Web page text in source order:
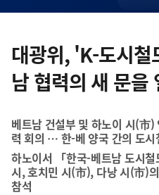
텐
츠
영
대광위, 'K-도시
남 협력의 새 문을
베트남 건설부 및 하노이 시(市
력 회의 … 한-베 양국 간의 도
하노이서 「한국-베트남 도시
시, 호치민 시(市), 다낭 시(市)
참석